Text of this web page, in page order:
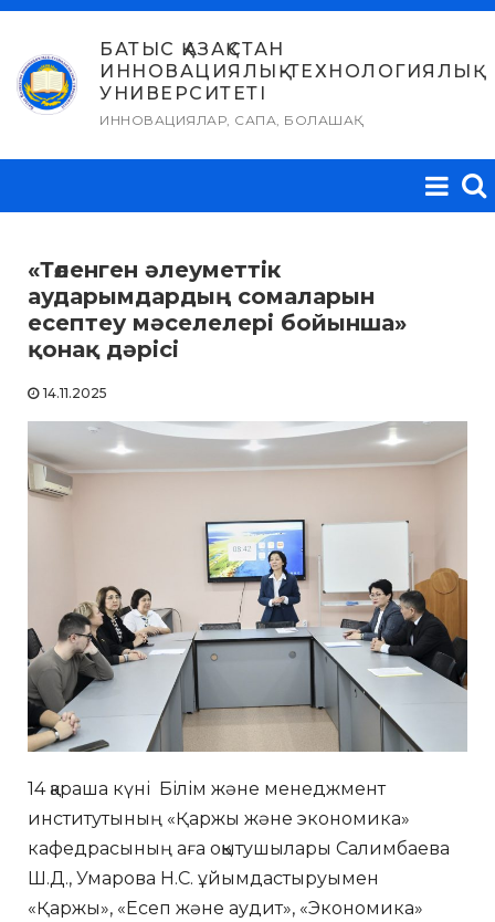
Skip
content
БАТЫС ҚАЗАҚСТАН
ИННОВАЦИЯЛЫҚ-ТЕХНОЛОГИЯЛЫҚ
УНИВЕРСИТЕТІ
ИННОВАЦИЯЛАР, САПА, БОЛАШАҚ
«Төленген әлеуметтік
аударымдардың сомаларын
есептеу мәселелері бойынша»
қонақ дәрісі
14.11.2025
14 қараша күні Білім және менеджмент
институтының «Қаржы және экономика»
кафедрасының аға оқытушылары Салимбаева
Ш.Д., Умарова Н.С. ұйымдастыруымен
«Қаржы», «Есеп және аудит», «Экономика»